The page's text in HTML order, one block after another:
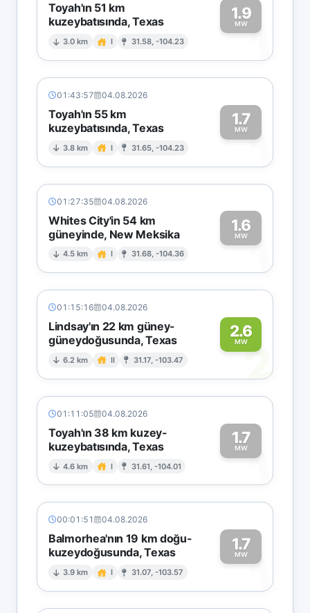
Toyah'ın 51 km
kuzeybatısında, Texas
3.0 km I 31.58, -104.23
1.9
MW1
01:43:57 04.08.2026
Toyah'ın 55 km
kuzeybatısında, Texas
3.8 km I 31.65, -104.23
1.7
MW1
01:27:35 04.08.2026
Whites City'in 54 km
güneyinde, New Meksika
4.5 km I 31.68, -104.36
1.6
MW1
01:15:16 04.08.2026
Lindsay'ın 22 km güney-
güneydoğusunda, Texas
6.2 km II 31.17, -103.47
2.6
MW
2
01:11:05 04.08.2026
Toyah'ın 38 km kuzey-
kuzeybatısında, Texas
4.6 km I 31.61, -104.01
1.7
MW1
00:01:51 04.08.2026
Balmorhea'nın 19 km doğu-
kuzeydoğusunda, Texas
3.9 km I 31.07, -103.57
1.7
MW1